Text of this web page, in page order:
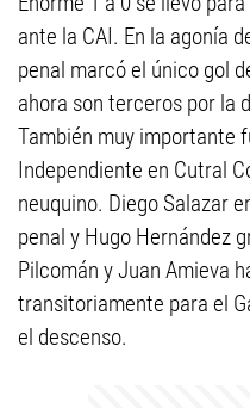
ante la CAI. En la agonía
penal marcó el único gol
ahora son terceros por la
También muy importante
Independiente en Cutral
neuquino. Diego Salazar
penal y Hugo Hernández
Pilcomán y Juan Amieva
transitoriamente para el
el descenso.